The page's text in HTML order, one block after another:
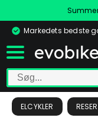
Markedets bedste
ELCYKLER